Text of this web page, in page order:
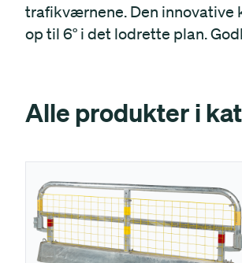
trafikværnene. Den innovative
op til 6° i det lodrette plan.
Alle produkter i